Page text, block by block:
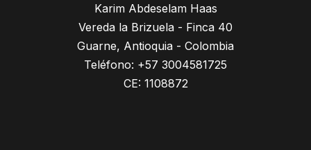
Karim Abdeselam Haas
Vereda la Brizuela - Finca 40
Guarne, Antioquia - Colombia
Teléfono: +57 3004581725
CE: 1108872